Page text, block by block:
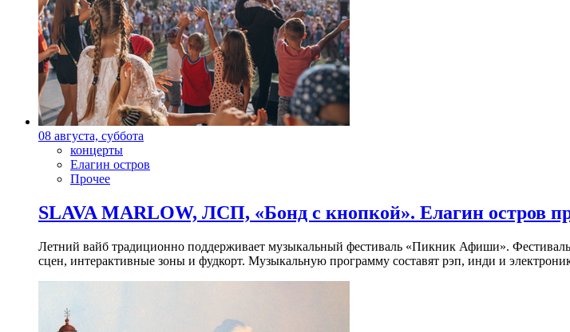
08 августа, суббота
концерты
Елагин остров
Прочее
SLAVA MARLOW, ЛСП, «Бонд с кнопкой». Елагин остров
Летний вайб традиционно поддерживает музыкальный фестиваль «Пикник Афиши». Фестиваль
сцен, интерактивные зоны и фудкорт. Музыкальную программу составят рэп, инди и